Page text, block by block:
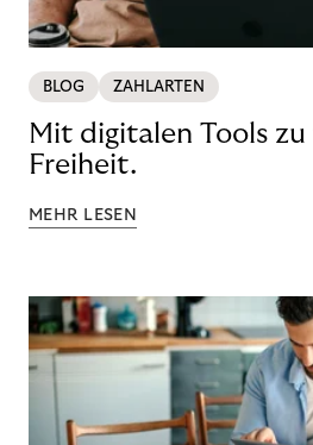
BLOG ZAHLARTEN
Mit digitalen Tools
Freiheit.
MEHR LESEN